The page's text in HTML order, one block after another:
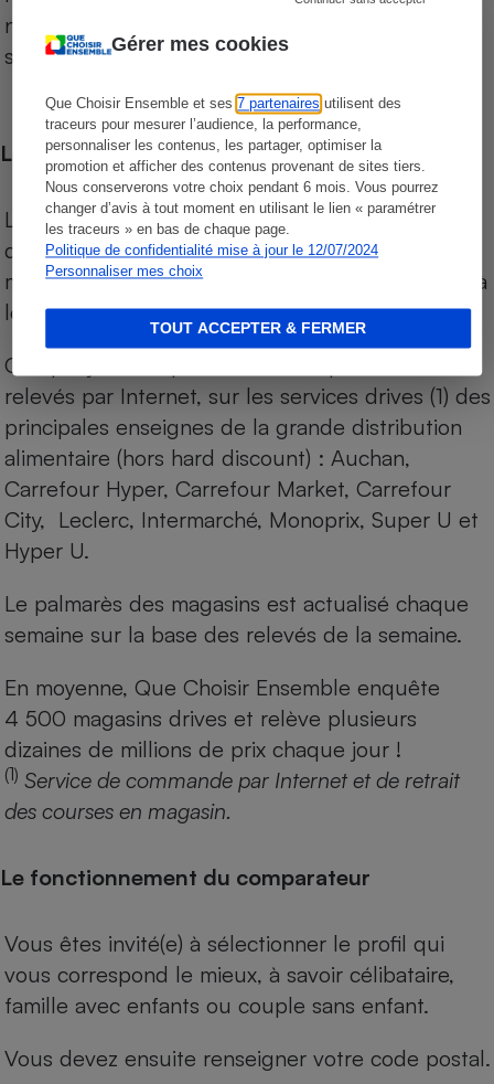
Gérer mes cookies
Que Choisir Ensemble et ses7 partenaires utilisent des
traceurs pour mesurer l’audience, la performance,
personnaliser les contenus, les partager, optimiser la
promotion et afficher des contenus provenant de sites tiers.
Nous conserverons votre choix pendant 6 mois. Vous pourrez
changer d’avis à tout moment en utilisant le lien « paramétrer
les traceurs » en bas de chaque page.
Politique de confidentialité mise à jour le 12/07/2024
Personnaliser mes choix
TOUT ACCEPTER & FERMER
niveau de prix des supermarchés, géolocalisés
sur le territoire français.
Les comparaisons de prix
Les comparaisons sont réalisées sur l’ensemble
des produits des magasins. Les produits de
marques de distributeurs (MDD) sont comparés à
leurs équivalents chez leurs concurrents.
Chaque jour, les prix de tous les produits sont
relevés par Internet, sur les services drives (1) des
principales enseignes de la grande distribution
alimentaire (hors hard discount) : Auchan,
Carrefour Hyper, Carrefour Market, Carrefour
City, Leclerc, Intermarché, Monoprix, Super U et
Hyper U.
Le palmarès des magasins est actualisé chaque
semaine sur la base des relevés de la semaine.
En moyenne, Que Choisir Ensemble enquête
4 500 magasins drives et relève plusieurs
dizaines de millions de prix chaque jour !
(1) Service de commande par Internet et de retrait
des courses en magasin.
Le fonctionnement du comparateur
Vous êtes invité(e) à sélectionner le profil qui
vous correspond le mieux, à savoir célibataire,
famille avec enfants ou couple sans enfant.
Vous devez ensuite renseigner votre code postal.